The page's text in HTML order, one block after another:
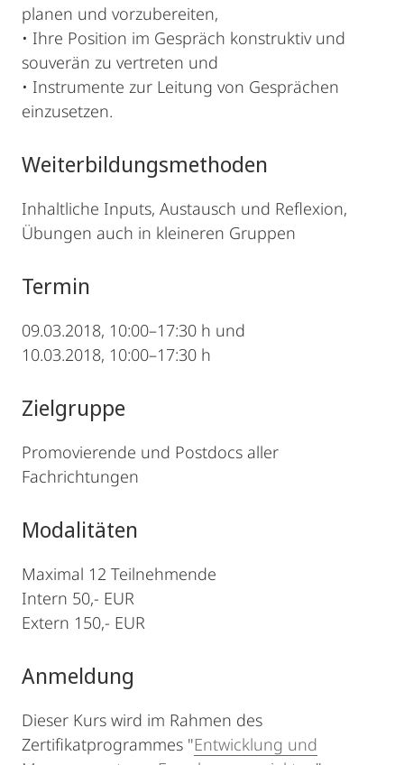
planen und vorzubereiten,
• Ihre Position im Gespräch konstruktiv und
souverän zu vertreten und
• Instrumente zur Leitung von Gesprächen
einzusetzen.
Weiterbildungsmethoden
Inhaltliche Inputs, Austausch und Reflexion,
Übungen auch in kleineren Gruppen
Termin
09.03.2018, 10:00–17:30 h und
10.03.2018, 10:00–17:30 h
Zielgruppe
Promovierende und Postdocs aller
Fachrichtungen
Modalitäten
Maximal 12 Teilnehmende
Intern 50,- EUR
Extern 150,- EUR
Anmeldung
Dieser Kurs wird im Rahmen des
Zertifikatprogrammes "Entwicklung und